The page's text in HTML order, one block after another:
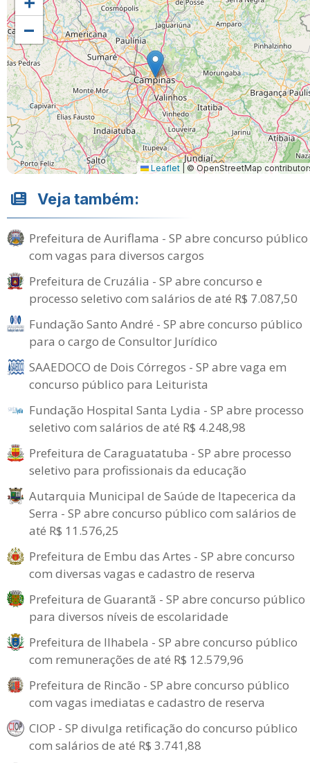
−
Leaflet © OpenStreetMap
Veja também:
Prefeitura de Auriflama - SP abre concurso público
com vagas para diversos cargos
Prefeitura de Cruzália - SP abre concurso e
processo seletivo com salários de até R$ 7.087,50
Fundação Santo André - SP abre concurso público
para o cargo de Consultor Jurídico
SAAEDOCO de Dois Córregos - SP abre vaga em
concurso público para Leiturista
Fundação Hospital Santa Lydia - SP abre processo
seletivo com salários de até R$ 4.248,98
Prefeitura de Caraguatatuba - SP abre processo
seletivo para profissionais da educação
Autarquia Municipal de Saúde de Itapecerica da
Serra - SP abre concurso público com salários de
até R$ 11.576,25
Prefeitura de Embu das Artes - SP abre concurso
com diversas vagas e cadastro de reserva
Prefeitura de Guarantã - SP abre concurso público
para diversos níveis de escolaridade
Prefeitura de Ilhabela - SP abre concurso público
com remunerações de até R$ 12.579,96
Prefeitura de Rincão - SP abre concurso público
com vagas imediatas e cadastro de reserva
CIOP - SP divulga retificação do concurso público
com salários de até R$ 3.741,88